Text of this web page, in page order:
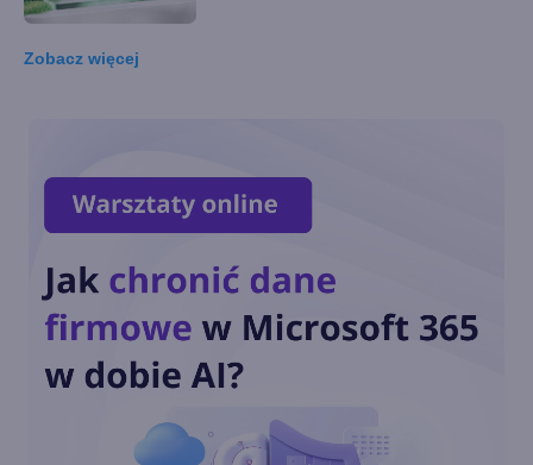
Co nowego w Microsoft 365?
Podsumowanie zmian z
września 2024
Co nowego w Microsoft 365?
sierpnia 2024
Zobacz więcej